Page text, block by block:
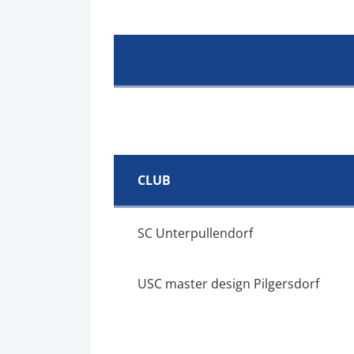
CLUB
SC Unterpullendorf
USC master design Pilgersdorf